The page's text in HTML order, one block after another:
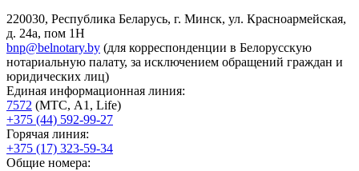
220030, Республика Беларусь, г. Минск, ул. Красноармейская,
д. 24а, пом 1Н
bnp@belnotary.by (для корреспонденции в Белорусскую
нотариальную палату, за исключением обращений граждан и
юридических лиц)
Единая информационная линия:
7572 (МТС, A1, Life)
+375 (44) 592-99-27
Горячая линия:
+375 (17) 323-59-34
Общие номера: